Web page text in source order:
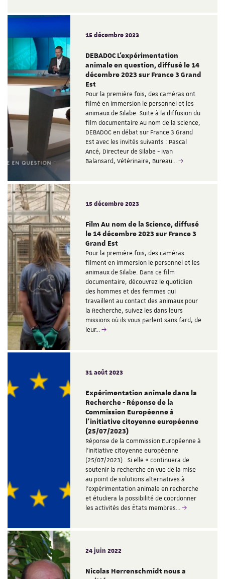
15 décembre 2023
DEBADOC L'expérimentation
animale en question, diffusé le 14
décembre 2023 sur France 3 Grand
Est
Pour la première fois, des caméras ont
filmé en immersion le personnel et les
animaux de Silabe. Suite à la diffusion du
film documentaire Au nom de la Science,
DEBADOC en débat sur France 3 Grand
Est avec les invités suivants : Pascal
Ancé, Directeur de Silabe - Ivan
Balansard, Vétérinaire, Bureau…
15 décembre 2023
Film Au nom de la Science, diffusé
le 14 décembre 2023 sur France 3
Grand Est
Pour la première fois, des caméras
filment en immersion le personnel et les
animaux de Silabe. Dans ce film
documentaire, découvrez le quotidien
des hommes et des femmes qui
travaillent au contact des animaux pour
la Recherche, suivez les dans leurs
missions où ils vous parlent sans fard, de
leur…
31 août 2023
Expérimentation animale dans la
Recherche - Réponse de la
Commission Européenne à
l'initiative citoyenne européenne
(25/07/2023)
Réponse de la Commission Européenne à
l'initiative citoyenne européenne
(25/07/2023) : Si elle « continuera de
soutenir la recherche en vue de la mise
au point de solutions alternatives à
l’expérimentation animale en recherche
et étudiera la possibilité de coordonner
les activités des États membres…
24 juin 2022
Nicolas Herrenschmidt nous a